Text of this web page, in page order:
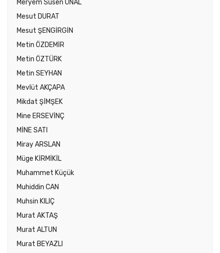
Meryem Susen ÜNAL
Mesut DURAT
Mesut ŞENGİRGİN
Metin ÖZDEMİR
Metin ÖZTÜRK
Metin SEYHAN
Mevlüt AKÇAPA
Mikdat ŞİMŞEK
Mine ERSEVİNÇ
MİNE SATI
Miray ARSLAN
Müge KİRMİKİL
Muhammet Küçük
Muhiddin CAN
Muhsin KILIÇ
Murat AKTAŞ
Murat ALTUN
Murat BEYAZLI